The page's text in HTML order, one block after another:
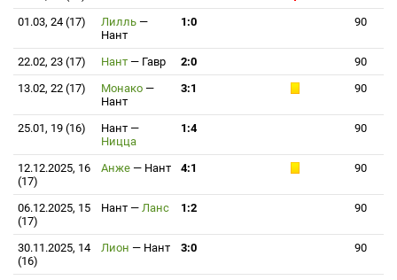
01.03, 24 (17)
Лилль —
Нант
1:0 90
22.02, 23 (17) Нант — Гавр 2:0
90
13.02, 22 (17)
Монако —
Нант
3:1 90
25.01, 19 (16) Нант —
Ницца
1:4 90
12.12.2025, 16
(17)
Анже — Нант 4:1 90
06.12.2025, 15
(17)
Нант — Ланс 1:2 90
30.11.2025, 14
(16)
Лион — Нант 3:0 90